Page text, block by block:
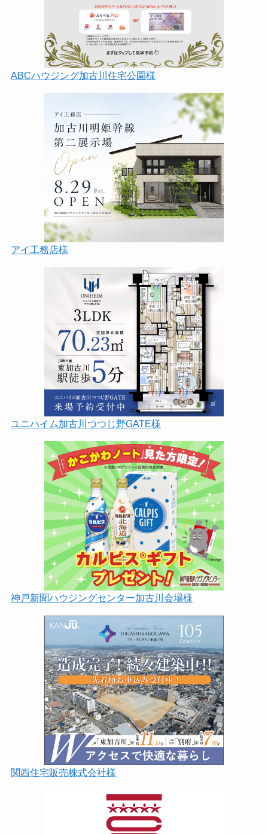
ABCハウジング加古川住宅公園様
アイ工務店様
ユニハイム加古川つつじ野GATE様
神戸新聞ハウジングセンター加古川会場様
関西住宅販売株式会社様